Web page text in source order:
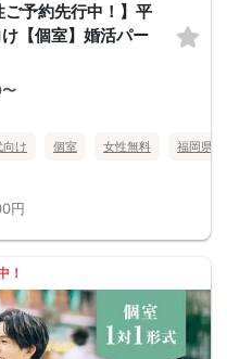
ご予約先行中！】平
【個室】婚活パー
け 個室 女性無料 福岡県
円
！